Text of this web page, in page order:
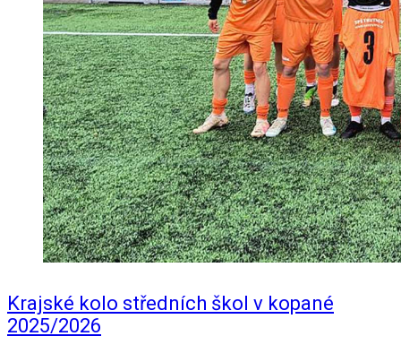
Krajské kolo středních škol v kopané
2025/2026